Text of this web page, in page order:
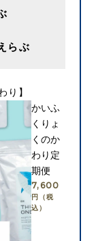
らぶ
り】
かいふ
くりょ
くのか
わり定
期便
7,600
円（税
込）